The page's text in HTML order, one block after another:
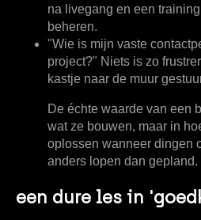
na livegang en een
beheren.
"Wie is mijn vaste
project?" Niets is zo
kastje naar de muur
De échte waarde van een
wat ze bouwen, maar in
oplossen wanneer dingen
anders lopen dan gepland.
een dure les in